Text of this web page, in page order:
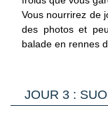
premières
Installation à
Vous nourrirez de
des photos et
balade en rennes
expérience
Sur un parcours
30 minutes.
JOUR 3 :